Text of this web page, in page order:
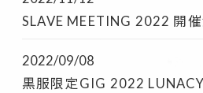
SLAVE MEETING 2022 開催
2022/09/08
黒服限定GIG 2022